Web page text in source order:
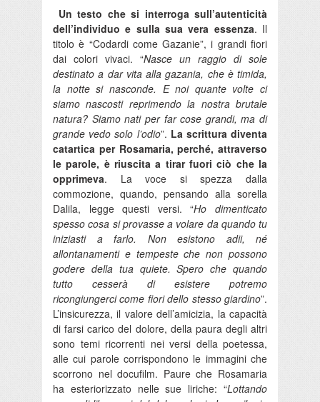
Un testo che si interroga sull’autenticità
dell’individuo e sulla sua vera essenza. Il
titolo è “Codardi come Gazanie”, i grandi fiori
dai colori vivaci. “Nasce un raggio di sole
destinato a dar vita alla gazania, che è timida,
la notte si nasconde. E noi quante volte ci
siamo nascosti reprimendo la nostra brutale
natura? Siamo nati per far cose grandi, ma di
grande vedo solo l’odio”. La scrittura diventa
catartica per Rosamaria, perché, attraverso
le parole, è riuscita a tirar fuori ciò che la
opprimeva. La voce si spezza dalla
commozione, quando, pensando alla sorella
Dalila, legge questi versi. “Ho dimenticato
spesso cosa si provasse a volare da quando tu
iniziasti a farlo. Non esistono adii, né
allontanamenti e tempeste che non possono
godere della tua quiete. Spero che quando
tutto cesserà di esistere potremo
ricongiungerci come fiori dello stesso giardino”.
L’insicurezza, il valore dell’amicizia, la capacità
di farsi carico del dolore, della paura degli altri
sono temi ricorrenti nei versi della poetessa,
alle cui parole corrispondono le immagini che
scorrono nel docufilm. Paure che Rosamaria
ha esteriorizzato nelle sue liriche: “Lottando